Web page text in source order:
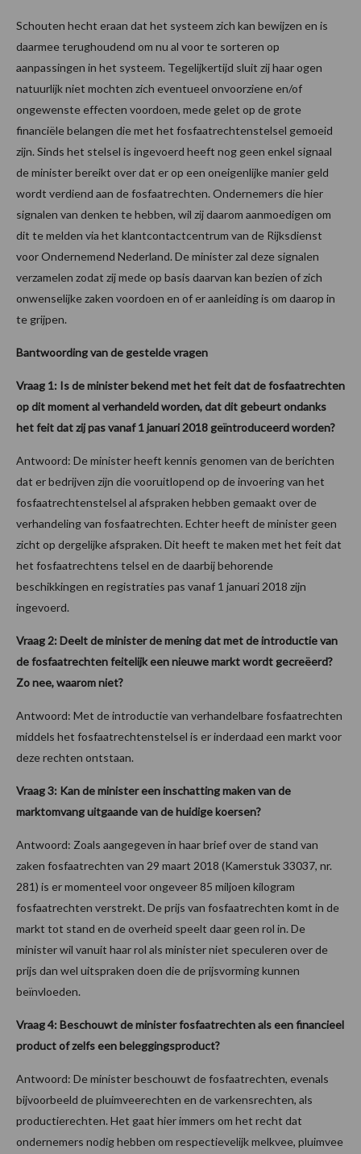
Schouten hecht eraan dat het systeem zich kan bewijzen en is
daarmee terughoudend om nu al voor te sorteren op
aanpassingen in het systeem. Tegelijkertijd sluit zij haar ogen
natuurlijk niet mochten zich eventueel onvoorziene en/of
ongewenste effecten voordoen, mede gelet op de grote
financiële belangen die met het fosfaatrechtenstelsel gemoeid
zijn. Sinds het stelsel is ingevoerd heeft nog geen enkel signaal
de minister bereikt over dat er op een oneigenlijke manier geld
wordt verdiend aan de fosfaatrechten. Ondernemers die hier
signalen van denken te hebben, wil zij daarom aanmoedigen om
dit te melden via het klantcontactcentrum van de Rijksdienst
voor Ondernemend Nederland. De minister zal deze signalen
verzamelen zodat zij mede op basis daarvan kan bezien of zich
onwenselijke zaken voordoen en of er aanleiding is om daarop in
te grijpen.
Bantwoording van de gestelde vragen
Vraag 1: Is de minister bekend met het feit dat de fosfaatrechten
op dit moment al verhandeld worden, dat dit gebeurt ondanks
het feit dat zij pas vanaf 1 januari 2018 geïntroduceerd worden?
Antwoord: De minister heeft kennis genomen van de berichten
dat er bedrijven zijn die vooruitlopend op de invoering van het
fosfaatrechtenstelsel al afspraken hebben gemaakt over de
verhandeling van fosfaatrechten. Echter heeft de minister geen
zicht op dergelijke afspraken. Dit heeft te maken met het feit dat
het fosfaatrechtens telsel en de daarbij behorende
beschikkingen en registraties pas vanaf 1 januari 2018 zijn
ingevoerd.
Vraag 2: Deelt de minister de mening dat met de introductie van
de fosfaatrechten feitelijk een nieuwe markt wordt gecreëerd?
Zo nee, waarom niet?
Antwoord: Met de introductie van verhandelbare fosfaatrechten
middels het fosfaatrechtenstelsel is er inderdaad een markt voor
deze rechten ontstaan.
Vraag 3: Kan de minister een inschatting maken van de
marktomvang uitgaande van de huidige koersen?
Antwoord: Zoals aangegeven in haar brief over de stand van
zaken fosfaatrechten van 29 maart 2018 (Kamerstuk 33037, nr.
281) is er momenteel voor ongeveer 85 miljoen kilogram
fosfaatrechten verstrekt. De prijs van fosfaatrechten komt in de
markt tot stand en de overheid speelt daar geen rol in. De
minister wil vanuit haar rol als minister niet speculeren over de
prijs dan wel uitspraken doen die de prijsvorming kunnen
beïnvloeden.
Vraag 4: Beschouwt de minister fosfaatrechten als een financieel
product of zelfs een beleggingsproduct?
Antwoord: De minister beschouwt de fosfaatrechten, evenals
bijvoorbeeld de pluimveerechten en de varkensrechten, als
productierechten. Het gaat hier immers om het recht dat
ondernemers nodig hebben om respectievelijk melkvee, pluimvee